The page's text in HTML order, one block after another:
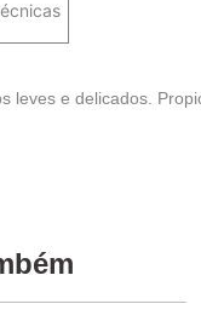
e delicados.